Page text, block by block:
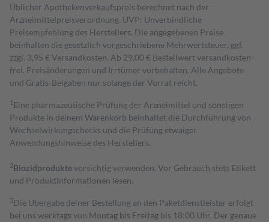
Üblicher Apothekenverkaufspreis berechnet nach der
Arzneimittelpreisverordnung. UVP: Unverbindliche
Preisempfehlung des Herstellers. Die angegebenen Preise
beinhalten die gesetzlich vorgeschriebene Mehrwertsteuer, ggf.
zzgl. 3,95 € Versandkosten. Ab 29,00 € Bestell­wert versand­kosten­
frei. Preisänderungen und Irrtümer vorbehalten. Alle Angebote
und Gratis-Beigaben nur solange der Vorrat reicht.
1 Eine pharmazeutische Prüfung der Arzneimittel und sonstigen
Produkte in deinem Warenkorb beinhaltet die Durchführung von
Wechselwirkungschecks und die Prüfung etwaiger
Anwendungshinweise des Herstellers.
2Biozidproduktevorsichtig verwenden. Vor Gebrauch stets Etikett
und Produktinformationen lesen.
3Die Übergabe deiner Bestellung an den Paketdienstleister erfolgt
bei uns werktags von Montag bis Freitag bis 18:00 Uhr. Der genaue